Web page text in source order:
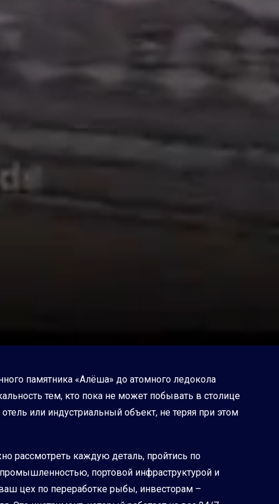
памятника «Алёша» до атомного ледокола
тем, кто пока не может побывать в столице
или индустриальный объект, не теряя при этом
рассмотреть каждую деталь, пройтись по
портовой инфраструктурой и
цех по переработке рыбы, инвесторам –